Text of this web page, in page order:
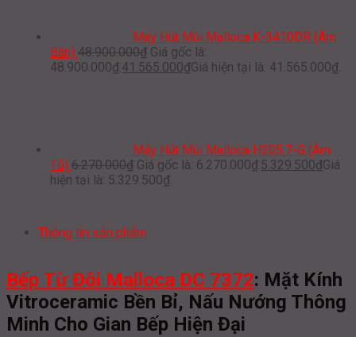
Máy Hút Mùi Malloca K-3410DR (Âm
Bàn) 48.900.000₫ Giá gốc là:
48.900.000₫.41.565.000₫Giá hiện tại là: 41.565.000₫.
Máy Hút Mùi Malloca H205.7-G (Âm
Tủ) 6.270.000₫ Giá gốc là: 6.270.000₫.5.329.500₫Giá
hiện tại là: 5.329.500₫.
Thông tin sản phẩm
Bếp Từ Đôi Malloca DC 7372: Mặt Kính
Vitroceramic Bền Bỉ, Nấu Nướng Thông
Minh Cho Gian Bếp Hiện Đại